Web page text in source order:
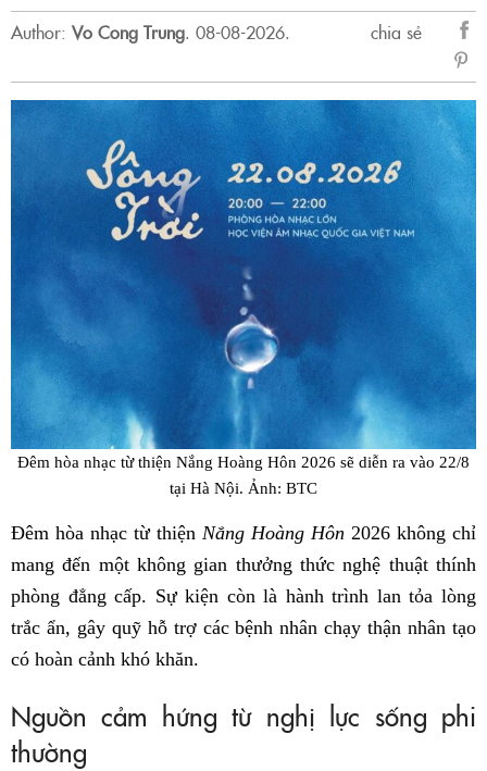
Author: Vo Cong Trung. 08-08-2026.
chia sẻ
sẻ
Đêm hòa nhạc từ thiện Nắng Hoàng Hôn 2026 sẽ diễn ra vào 22/8
tại Hà Nội. Ảnh: BTC
Đêm hòa nhạc từ thiện Nắng Hoàng Hôn 2026 không chỉ
mang đến một không gian thưởng thức nghệ thuật thính
phòng đẳng cấp. Sự kiện còn là hành trình lan tỏa lòng
trắc ẩn, gây quỹ hỗ trợ các bệnh nhân chạy thận nhân tạo
có hoàn cảnh khó khăn.
Nguồn cảm hứng từ nghị lực sống phi
thường